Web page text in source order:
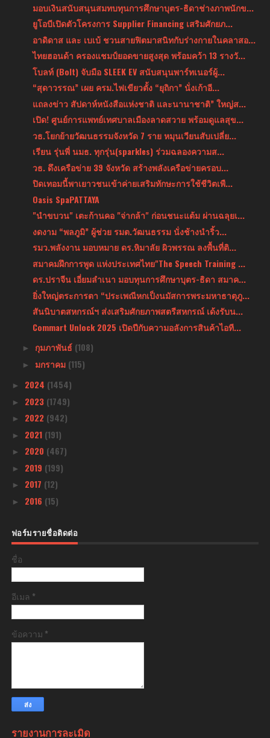
มอบเงินสนับสนุนสมทบทุนการศึกษาบุตร-ธิดาช่างภาพนักข...
ยูโอบีเปิดตัวโครงการ Supplier Financing เสริมศักยภ...
อาดิดาส และ เบเบ้ ชวนสายฟิตมาสนิทกับร่างกายในคลาสอ...
ไทยฮอนด้า ครองแชมป์ยอดขายสูงสุด พร้อมคว้า 13 รางวั...
โบลท์ (Bolt) จับมือ SLEEK EV สนับสนุนพาร์ทเนอร์ผู้...
“สุดาวรรณ” เผย ครม.ไฟเขียวตั้ง “ยุถิกา” นั่งเก้าอี...
แถลงข่าว สัปดาห์หนังสือแห่งชาติ และนานาชาติ” ใหญ่ส...
เปิด! ศูนย์การแพทย์เทศบาลเมืองลาดสวาย พร้อมดูแลสุข...
วธ.โยกย้ายวัฒนธรรมจังหวัด 7 ราย หมุนเวียนสับเปลี่ย...
เรียน รุ่นพี่ นมธ. ทุกรุ่น(sparkles) ร่วมฉลองความส...
วธ. ดึงเครือข่าย 39 จังหวัด สร้างพลังเครือข่ายครอบ...
ปิดเทอมนี้พาเยาวชนเข้าค่ายเสริมทักษะการใช้ชีวิตเพื...
Oasis SpaPATTAYA
"นำขบวน" เตะก้านคอ "จ่ากล้า" ก่อนชนะแต้ม ผ่านฉลุยเ...
งดงาม “พลภูมิ” ผู้ช่วย รมต.วัฒนธรรม นั่งช้างนำริ้ว...
รมว.พลังงาน มอบหมาย ดร.หิมาลัย ผิวพรรณ ลงพื้นที่ติ...
สมาคมฝึกการพูด แห่งประเทศไทย"The Speech Training ...
ดร.ปราจีน เอี่ยมลำเนา มอบทุนการศึกษาบุตร-ธิดา สมาค...
ยิ่งใหญ่ตระการตา “ประเพณีหกเป็งนมัสการพระมหาธาตุภู...
สันนิบาตสหกรณ์ฯ ส่งเสริมศักยภาพสตรีสหกรณ์ เด้งรับน...
Commart Unlock 2025 เปิดปีกับความอลังการสินค้าไอที...
► กุมภาพันธ์ (108)
► มกราคม (115)
► 2024 (1454)
► 2023 (1749)
► 2022 (942)
► 2021 (191)
► 2020 (467)
► 2019 (199)
► 2017 (12)
► 2016 (15)
ฟอร์มรายชื่อติดต่อ
ชื่อ
อีเมล *
ข้อความ *
รายงานการละเมิด